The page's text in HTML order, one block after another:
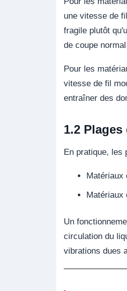
une vitesse de
fragile plutôt
de coupe
Pour les
vitesse de fil
entraîner des
1.2
En pratique, les
Matériaux
Matériaux
Un
circulation du
vibrations dues